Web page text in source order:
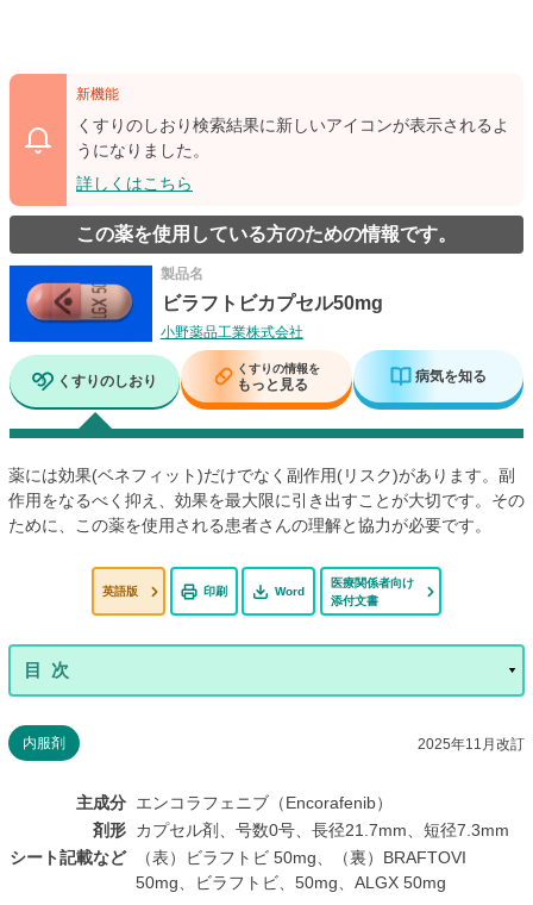
新機能
くすりのしおり検索結果に新しいアイコンが表示されるよ
うになりました。
詳しくはこちら
この薬を使用している方のための情報です。
製品名
ビラフトビカプセル50mg
小野薬品工業株式会社
くすりのしおり
くすりの情報を
もっと見る 病気を知る
薬には効果(ベネフィット)だけでなく副作用(リスク)があります。副
作用をなるべく抑え、効果を最大限に引き出すことが大切です。その
ために、この薬を使用される患者さんの理解と協力が必要です。
英語版 印刷 Word
医療関係者向け
添付文書
内服剤 2025年11月改訂
主成分 エンコラフェニブ（Encorafenib）
剤形 カプセル剤、号数0号、長径21.7mm、短径7.3mm
シート記載など
（表）ビラフトビ 50mg、（裏）BRAFTOVI
50mg、ビラフトビ、50mg、ALGX 50mg